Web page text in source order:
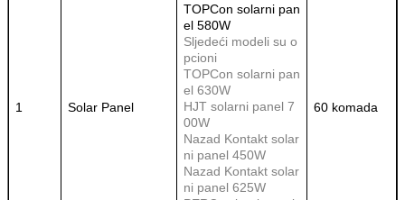
1 Solar Panel
TOPCon solarni pan
el 580W
Sljedeći modeli su o
pcioni
TOPCon solarni pan
el 630W
HJT solarni panel 7
00W
Nazad Kontakt solar
ni panel 450W
Nazad Kontakt solar
ni panel 625W
60 komada